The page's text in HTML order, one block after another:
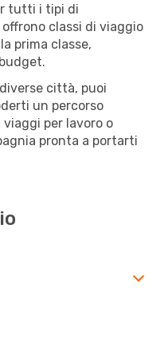
tutti i tipi di
classi di viaggio
prima classe,
città, puoi
un percorso
per lavoro o
pronta a portarti